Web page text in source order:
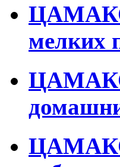
ЦАМАКС
мелких
ЦАМАКС
ЦАМАКС